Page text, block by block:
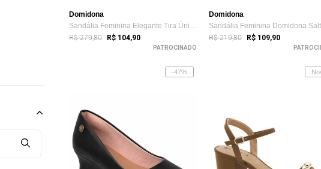
Domidona
Sandália Feminina Elegante Tira Única e ...
R$ 279,80 R$ 104,90
PATROCINADO
Domidona
R$ 219,80 R$ 109,90
-47%